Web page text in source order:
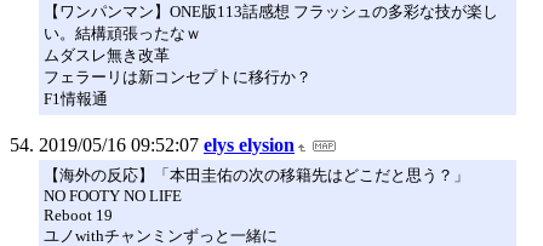
【ワンパンマン】ONE版113話感想 フラッシュの多彩な技が楽し
い。結構頑張ったなｗ
ムダスレ無き改革
フェラーリは新コンセプトに移行か？
F1情報通
2019/05/16 09:52:07 elys elysion
【海外の反応】「本田圭佑の次の移籍先はどこだと思う？」
NO FOOTY NO LIFE
Reboot 19
ユノwithチャンミンずっと一緒に